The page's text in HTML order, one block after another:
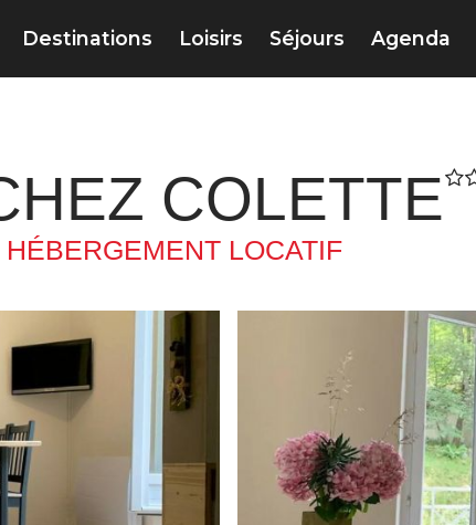
Destinations Loisirs Séjours Agenda
COLETTE
HÉBERGEMENT LOCATIF